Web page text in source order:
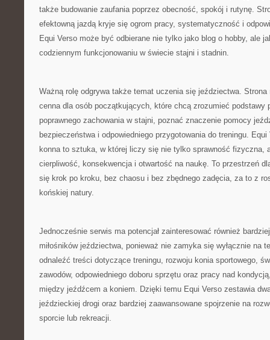
także budowanie zaufania poprzez obecność, spokój i rutynę.
efektowną jazdą kryje się ogrom pracy, systematyczność i
Equi Verso może być odbierane nie tylko jako blog o hobby, ale
codziennym funkcjonowaniu w świecie stajni i stadnin.
Ważną rolę odgrywa także temat uczenia się jeździectwa.
cenna dla osób początkujących, które chcą zrozumieć podstawy
poprawnego zachowania w stajni, poznać znaczenie pomocy
bezpieczeństwa i odpowiedniego przygotowania do treningu. Equi
konna to sztuka, w której liczy się nie tylko sprawność fizyczna,
cierpliwość, konsekwencja i otwartość na naukę. To przestrzeń
się krok po kroku, bez chaosu i bez zbędnego zadęcia, za to z
końskiej natury.
Jednocześnie serwis ma potencjał zainteresować również
miłośników jeździectwa, ponieważ nie zamyka się wyłącznie na
odnaleźć treści dotyczące treningu, rozwoju konia sportowego,
zawodów, odpowiedniego doboru sprzętu oraz pracy nad
między jeźdźcem a koniem. Dzięki temu Equi Verso zestawia
jeździeckiej drogi oraz bardziej zaawansowane spojrzenie na
sporcie lub rekreacji.